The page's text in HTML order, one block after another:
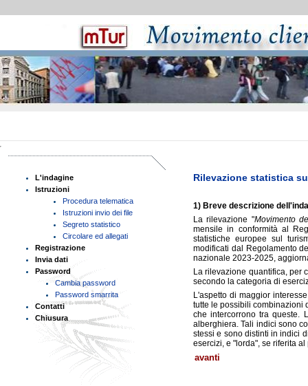
Rilevazione statistica
1) Breve descrizione
La rilevazione "Movimento
mensile in conformità al
statistiche europee sul
modificati dal Regolamento
nazionale 2023-2025,
La rilevazione quantifica, per
secondo la categoria di
L'aspetto di maggior
tutte le possibili combinazioni
che intercorrono tra queste.
alberghiera. Tali indici sono
stessi e sono distinti in indici
esercizi, e "lorda", se riferita
avanti
sezioni
L'indagine
Istruzioni
Procedura telematica
Istruzioni invio dei file
Segreto statistico
Circolare ed allegati
Registrazione
Invia dati
Password
Cambia password
Password smarrita
Contatti
Chiusura